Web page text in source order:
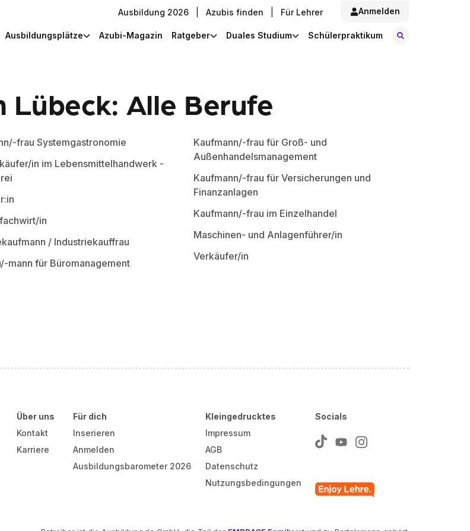
Ausbildung 2026 Azubis finden Für Lehrer Anmelden
Ausbildungsplätze Azubi-Magazin Ratgeber Duales Studium Schülerpraktikum
Lübeck: Alle Berufe
frau Systemgastronomie
in im Lebensmittelhandwerk -
in
/ Industriekauffrau
mann für Büromanagement
Kaufmann/-frau für Groß- und
Außenhandelsmanagement
Kaufmann/-frau für Versicherungen und
Finanzanlagen
Kaufmann/-frau im Einzelhandel
Maschinen- und Anlagenführer/in
Verkäufer/in
Über uns
Kontakt
Karriere
Für dich
Inserieren
Anmelden
Ausbildungsbarometer 2026
Kleingedrucktes
Impressum
AGB
Datenschutz
Nutzungsbedingungen
Socials